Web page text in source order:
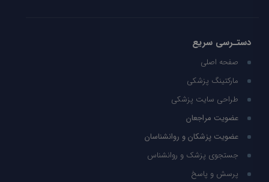
دستـرسی سریع
صفحه اصلی
مارکتینگ پزشکی
طراحی سایت پزشکی
عضویت مراجعان
عضویت پزشکان و روانشناسان
جستجوی پزشک و روانشناس
پرسش و پاسخ